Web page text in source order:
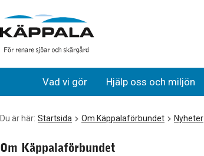
Vad vi gör Hjälp oss och miljön
Du är här: Startsida Om Käppalaförbundet Nyheter
Om Käppalaförbundet